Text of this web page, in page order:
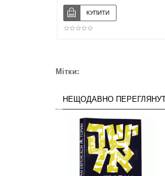
Мітки:
НЕЩОДАВНО